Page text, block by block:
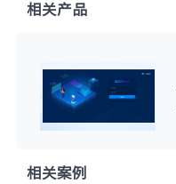
相关产品
相关案例